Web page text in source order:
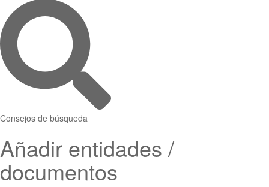
Consejos de búsqueda
Añadir entidades /
documentos